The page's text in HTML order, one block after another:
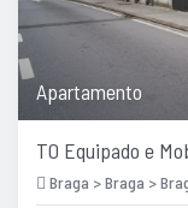
Apartamento
T0 Equipado e
Braga > Braga >